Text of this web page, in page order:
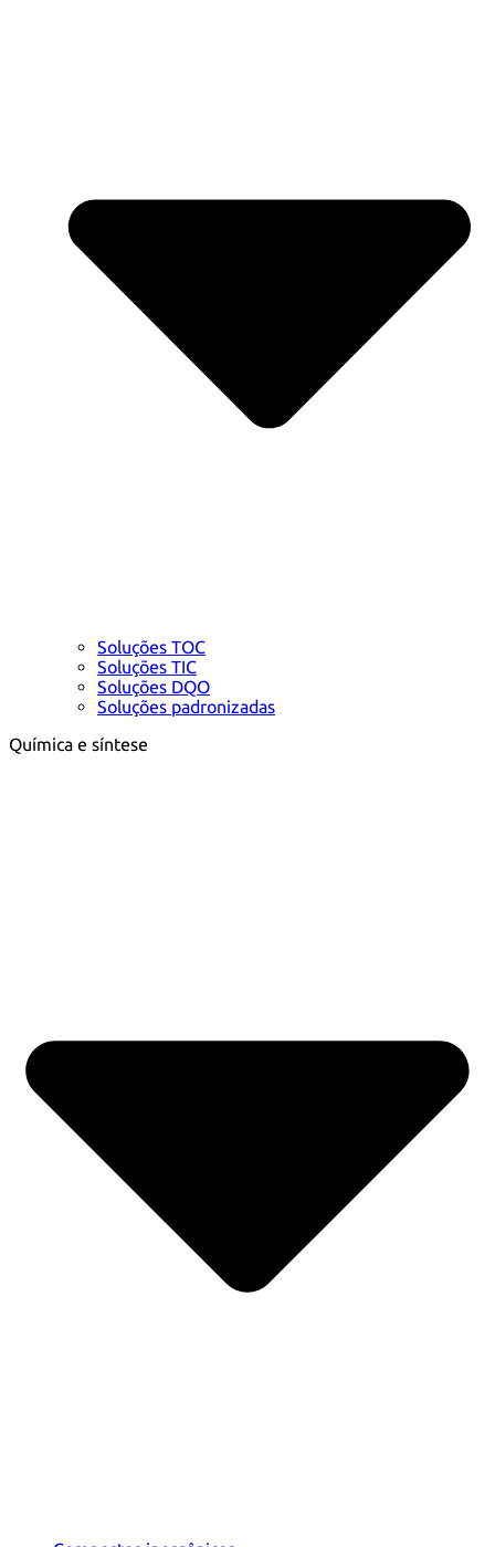
Soluções TOC
Soluções TIC
Soluções DQO
Soluções padronizadas
Química e síntese